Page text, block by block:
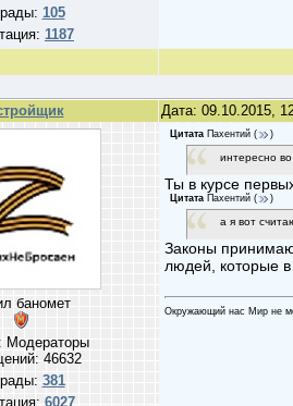
105
1187
Дата: 09.10.2015,
баномет
Модераторы
46632
381
6027
Цитата Пахентий ( )
интересно
Ты в курсе
Цитата Пахентий ( )
а я вот
Законы
людей, которые
Oкружaющий нaс Мир не